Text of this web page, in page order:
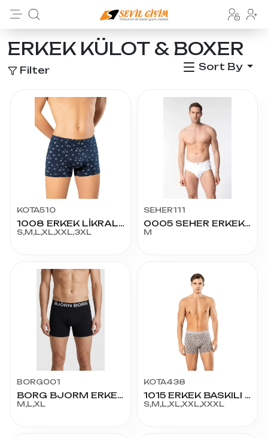
ERKEK KÜLOT & BOXER
Filter Sort By
KOTA510
1008 ERKEK LİKRALI MODAL BASKILI BOXER
S,M,L,XL,XXL,3XL
SEHER111
0005 SEHER ERKEK SLİP 3
M
BORG001
BORG BJORM ERKEK BOXER
M,L,XL
KOTA438
1015 ERKEK BASKILI BOXER
S,M,L,XL,XXL,XXXL